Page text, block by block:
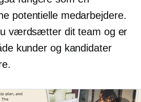
potentielle medarbejdere.
værdsætter dit team og er
kunder og kandidater